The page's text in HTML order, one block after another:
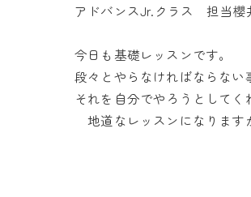
アドバンスJr.クラス 担当櫻
今日も基礎レッスンです。
段々とやらなければならない
それを自分でやろうとして
地道なレッスンになります